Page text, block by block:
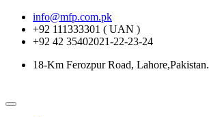
info@mfp.com.pk
+92 111333301 ( UAN )
+92 42 35402021-22-23-24
18-Km Ferozpur Road, Lahore,Pakistan.